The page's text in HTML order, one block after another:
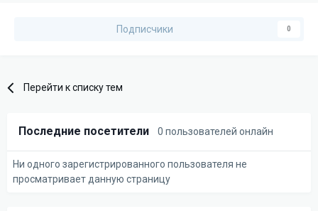
Подписчики 0
Перейти к списку тем
Последние посетители 0 пользователей онлайн
Ни одного зарегистрированного пользователя не
просматривает данную страницу